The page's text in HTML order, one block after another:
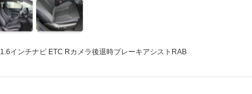
インチナビ ETC Rカメラ後退時ブレーキアシストRAB